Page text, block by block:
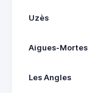
Uzès
Aigues-Mortes
Les Angles